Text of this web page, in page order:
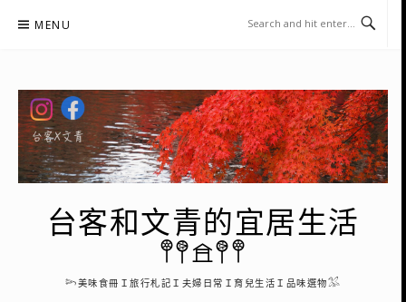
MENU
台客和文青的宜居生活
𖤣𖤥𖠿𖤥𖤣
𓆸美味食冊Ｉ旅行札記Ｉ夫婦日常Ｉ育兒生活Ｉ品味選物𓅮